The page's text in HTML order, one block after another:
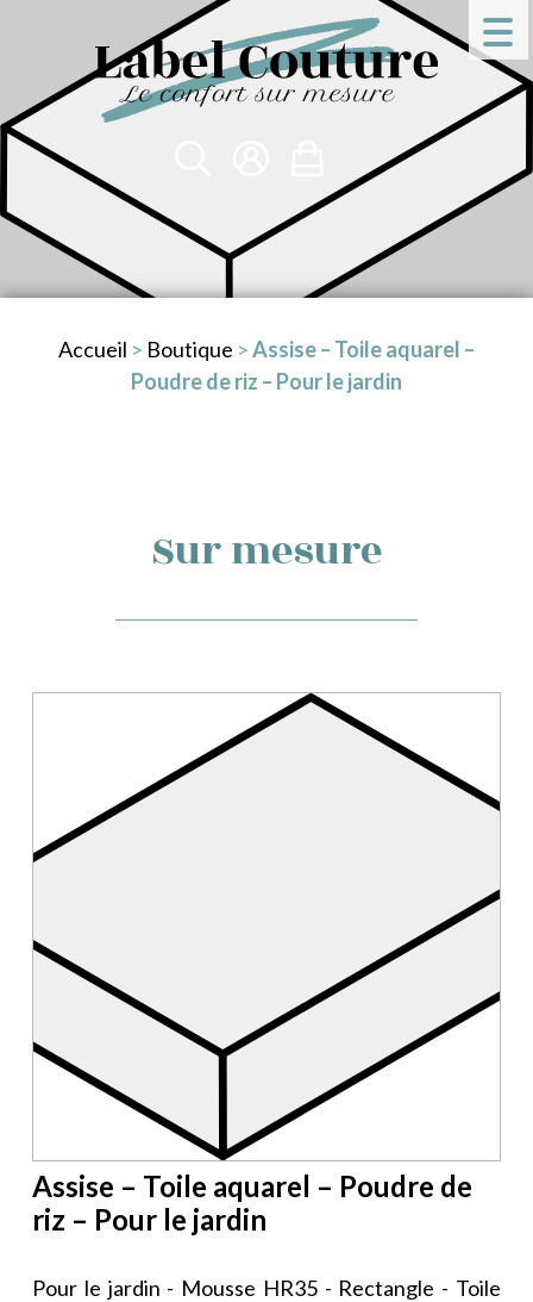
Accueil > Boutique >Assise – Toile aquarel –
Poudre de riz – Pour le jardin
Sur mesure
Assise – Toile aquarel – Poudre de
riz – Pour le jardin
Pour le jardin - Mousse HR35 - Rectangle - Toile